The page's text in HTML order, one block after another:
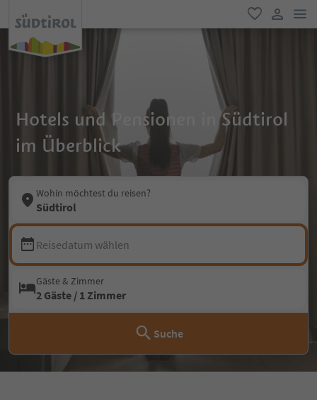
favorit
user link
Hotels und Pensionen in Südtirol
im Überblick
Wohin möchtest du reisen?
Südtirol
Reisedatum wählen
Gäste & Zimmer
2 Gäste / 1 Zimmer
Suche